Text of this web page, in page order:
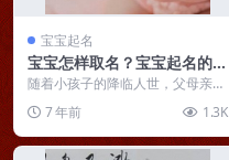
宝宝起名
宝宝怎样取名？宝宝起名的习
俗和思路
随着小孩子的降临人世，父母亲首
长在孩子出生之前就开...
7 年前 1.3K